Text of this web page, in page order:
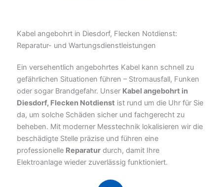
Kabel angebohrt in Diesdorf, Flecken Notdienst:
Reparatur- und Wartungsdienstleistungen
Ein versehentlich angebohrtes Kabel kann schnell zu
gefährlichen Situationen führen – Stromausfall, Funken
oder sogar Brandgefahr. Unser Kabel angebohrt in
Diesdorf, Flecken Notdienst ist rund um die Uhr für Sie
da, um solche Schäden sicher und fachgerecht zu
beheben. Mit moderner Messtechnik lokalisieren wir die
beschädigte Stelle präzise und führen eine
professionelle Reparatur durch, damit Ihre
Elektroanlage wieder zuverlässig funktioniert.